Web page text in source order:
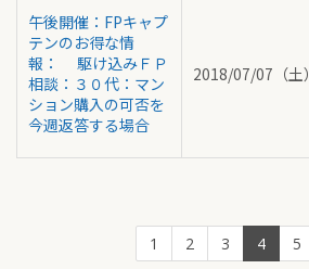
午後開催：FPキャプ
テンのお得な情
報： 駆け込みＦＰ
相談：３０代：マン
ション購入の可否を
今週返答する場合
2018/07/07（土）
1 2 3 4 5